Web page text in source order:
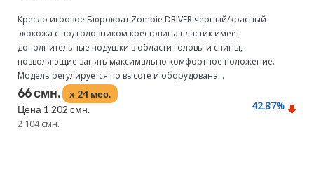
Кресло игровое Бюрократ Zombie DRIVER черный/красный
экокожа с подголовником крестовина пластик имеет
дополнительные подушки в области головы и спины,
позволяющие занять максимально комфортное положение.
Модель регулируется по высоте и оборудована...
66 смн.
x 24 мес.
Цена 1 202 смн.
2 104 смн.
42.87%